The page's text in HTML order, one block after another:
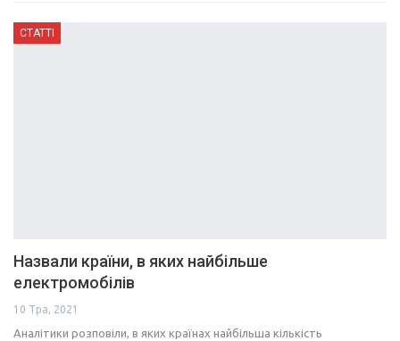
СТАТТІ
Назвали країни, в яких найбільше
електромобілів
10 Тра, 2021
Аналітики розповіли, в яких країнах найбільша кількість